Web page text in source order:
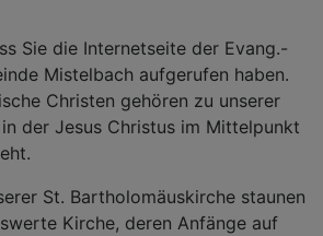
Sie die Internetseite der Evang.-
Mistelbach aufgerufen haben.
Christen gehören zu unserer
der Jesus Christus im Mittelpunkt
St. Bartholomäuskirche staunen
Kirche, deren Anfänge auf